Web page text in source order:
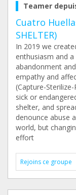
Teamer
Cuatro
SHELTER)
In 2019 we
enthusiasm and
abandonment
empathy and
(Capture-
sick or
shelter, and
denounce abuse
world, but
effort
Rejoins ce groupe